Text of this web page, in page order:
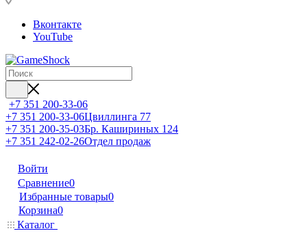
Вконтакте
YouTube
+7 351 200-33-06
+7 351 200-33-06Цвиллинга 77
+7 351 200-35-03Бр. Кашириных 124
+7 351 242-02-26Отдел продаж
Войти
Сравнение0
Избранные товары0
Корзина0
Каталог